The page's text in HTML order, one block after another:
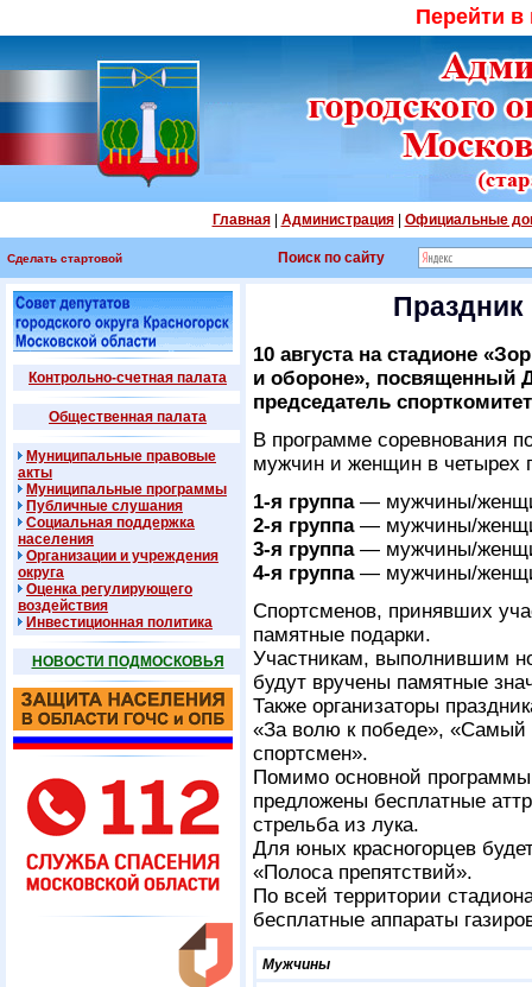
Перейти
Главная| Администрация| Официальные
Сделать стартовой Поиск по сайту
Контрольно-счетная палата
Общественная палата
Муниципальные правовые
акты
Муниципальные программы
Публичные слушания
Социальная поддержка
населения
Организации и учреждения
округа
Оценка регулирующего
воздействия
Инвестиционная политика
НОВОСТИ ПОДМОСКОВЬЯ
Праздник
10 августа на стадионе
и обороне», посвященный
председатель
В программе соревнования
мужчин и женщин в четырех
1-я группа— мужчины/
2-я группа— мужчины/
3-я группа— мужчины/
4-я группа— мужчины/
Спортсменов, принявших
памятные подарки.
Участникам, выполнившим
будут вручены памятные
Также организаторы
«За волю к победе»,
спортсмен».
Помимо основной
предложены бесплатные
стрельба из лука.
Для юных красногорцев
«Полоса препятствий».
По всей территории
бесплатные аппараты
Мужчины